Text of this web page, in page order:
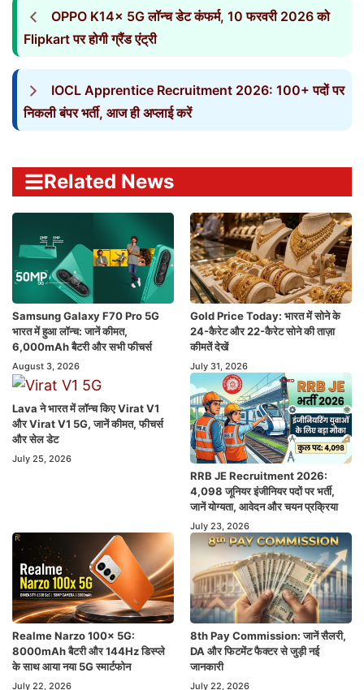
OPPO K14x 5G लॉन्च डेट कंफर्म, 10 फरवरी 2026 को
Flipkart पर होगी ग्रैंड एंट्री
IOCL Apprentice Recruitment 2026: 100+ पदों पर
निकली बंपर भर्ती, आज ही अप्लाई करें
Related News
Samsung Galaxy F70 Pro 5G
भारत में हुआ लॉन्च: जानें कीमत,
6,000mAh बैटरी और सभी फीचर्स
August 3, 2026
Gold Price Today: भारत में सोने के
24-कैरेट और 22-कैरेट सोने की ताज़ा
कीमतें देखें
July 31, 2026
Lava ने भारत में लॉन्च किए Virat V1
और Virat V1 5G, जानें कीमत, फीचर्स
और सेल डेट
July 25, 2026
RRB JE Recruitment 2026:
4,098 जूनियर इंजीनियर पदों पर भर्ती,
जानें योग्यता, आवेदन और चयन प्रक्रिया
July 23, 2026
Realme Narzo 100x 5G:
8000mAh बैटरी और 144Hz डिस्प्ले
के साथ आया नया 5G स्मार्टफोन
July 22, 2026
8th Pay Commission: जानें सैलरी,
DA और फिटमेंट फैक्टर से जुड़ी नई
जानकारी
July 22, 2026